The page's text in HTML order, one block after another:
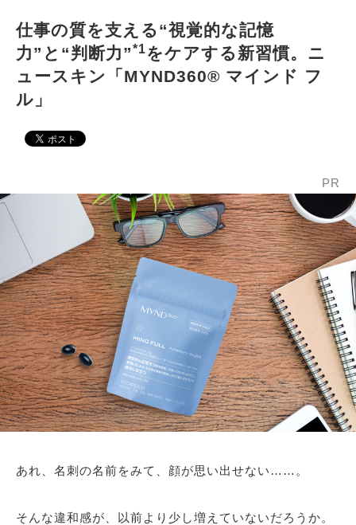
仕事の質を支える“視覚的な記憶
力”と“判断力”*1をケアする新習慣。ニ
ュースキン「MYND360® マインド フ
ル」
PR
あれ、名刺の名前をみて、顔が思い出せない……。
そんな違和感が、以前より少し増えていないだろうか。